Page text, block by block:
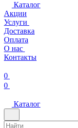
Каталог
Акции
Услуги
Доставка
Оплата
О нас
Контакты
0
0
Каталог